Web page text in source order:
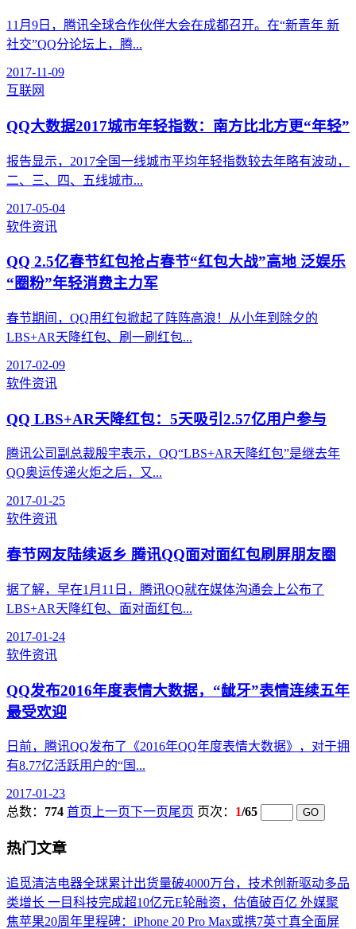
11月9日，腾讯全球合作伙伴大会在成都召开。在“新青年 新
社交”QQ分论坛上，腾...
2017-11-09
互联网
QQ大数据2017城市年轻指数：南方比北方更“年轻”
报告显示，2017全国一线城市平均年轻指数较去年略有波动，
二、三、四、五线城市...
2017-05-04
软件资讯
QQ 2.5亿春节红包抢占春节“红包大战”高地 泛娱乐
“圈粉”年轻消费主力军
春节期间，QQ用红包掀起了阵阵高浪！从小年到除夕的
LBS+AR天降红包、刷一刷红包...
2017-02-09
软件资讯
QQ LBS+AR天降红包：5天吸引2.57亿用户参与
腾讯公司副总裁殷宇表示，QQ“LBS+AR天降红包”是继去年
QQ奥运传递火炬之后，又...
2017-01-25
软件资讯
春节网友陆续返乡 腾讯QQ面对面红包刷屏朋友圈
据了解，早在1月11日，腾讯QQ就在媒体沟通会上公布了
LBS+AR天降红包、面对面红包...
2017-01-24
软件资讯
QQ发布2016年度表情大数据，“龇牙”表情连续五年
最受欢迎
日前，腾讯QQ发布了《2016年QQ年度表情大数据》，对于拥
有8.77亿活跃用户的“国...
2017-01-23
总数： 774 首页 上一页下一页尾页 页次： 1/65
热门文章
追觅清洁电器全球累计出货量破4000万台，技术创新驱动多品
类增长 一目科技完成超10亿元E轮融资，估值破百亿 外媒聚
焦苹果20周年里程碑：iPhone 20 Pro Max或携7英寸真全面屏